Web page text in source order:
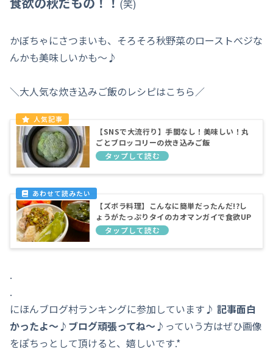
(笑)
かぼちゃにさつまいも、そろそろ秋野菜のローストべジな
んかも美味しいかも～♪
＼大人気な炊き込みご飯のレシピはこちら／
【SNSで大流行り】手間なし！美味しい！丸
ごとブロッコリーの炊き込みご飯
【ズボラ料理】こんなに簡単だったんだ!?し
ょうがたっぷりタイのカオマンガイで食欲UP
.
.
にほんブログ村ランキングに参加しています♪ 記事面白
かったよ～♪ブログ頑張ってね～♪ っていう方はぜひ画像
をぽちっとして頂けると、嬉しいです.*